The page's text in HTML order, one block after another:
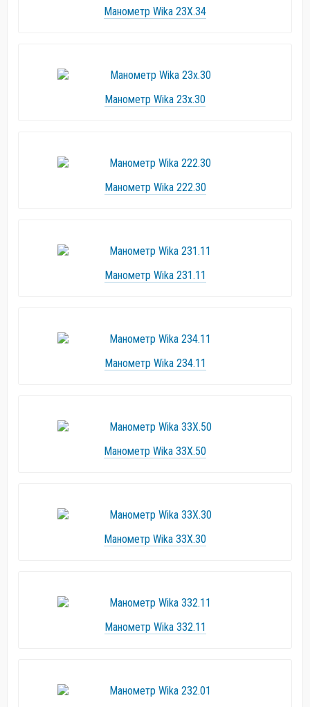
Манометр Wika 23X.34
Манометр Wika 23x.30
Манометр Wika 222.30
Манометр Wika 231.11
Манометр Wika 234.11
Манометр Wika 33X.50
Манометр Wika 33X.30
Манометр Wika 332.11